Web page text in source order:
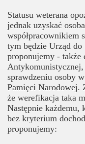
Statusu weterana
jednak uzyskać
współpracownikiem
tym będzie Urząd
proponujemy - także
sprawdzeniu osoby
Pamięci Narodowej.
że werefikacja taka
Następnie każdemu,
bez kryterium
proponujemy: